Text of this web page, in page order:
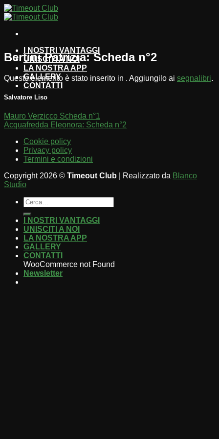
Salta
ai
I NOSTRI VANTAGGI
UNISCITI A NOI
LA NOSTRA APP
GALLERY
CONTATTI
Bertini Patrizia: Scheda n°2
Questo elemento è stato inserito in . Aggiungilo ai segnalibri.
Salvatore Liso
Mauro Verzicco Scheda n°1
Acquafredda Eleonora: Scheda n°2
Cookie policy
Privacy policy
Termini e condizioni
Copyright 2026 © Timeout Club | Realizzato da Blanco
Studio
I NOSTRI VANTAGGI
UNISCITI A NOI
LA NOSTRA APP
GALLERY
CONTATTI
WooCommerce not Found
Newsletter